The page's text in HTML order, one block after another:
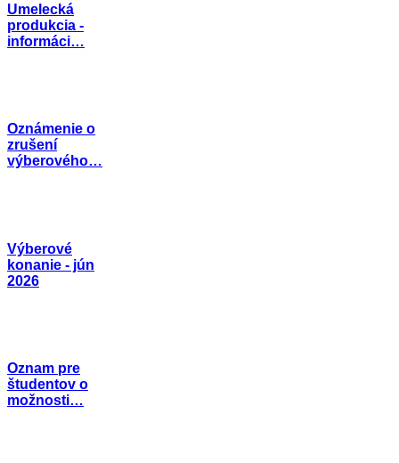
Umelecká
produkcia -
informáci…
Oznámenie o
zrušení
výberového…
Výberové
konanie - jún
2026
Oznam pre
študentov o
možnosti…